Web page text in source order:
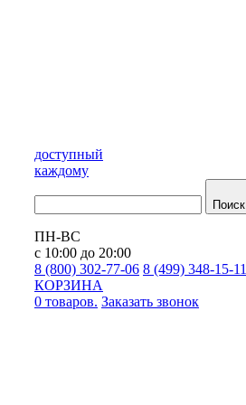
доступный
каждому
Поиск
ПН-ВС
с 10:00 до 20:00
8 (800) 302-77-06 8 (499) 348-15-11
КОРЗИНА
0 товаров. Заказать звонок